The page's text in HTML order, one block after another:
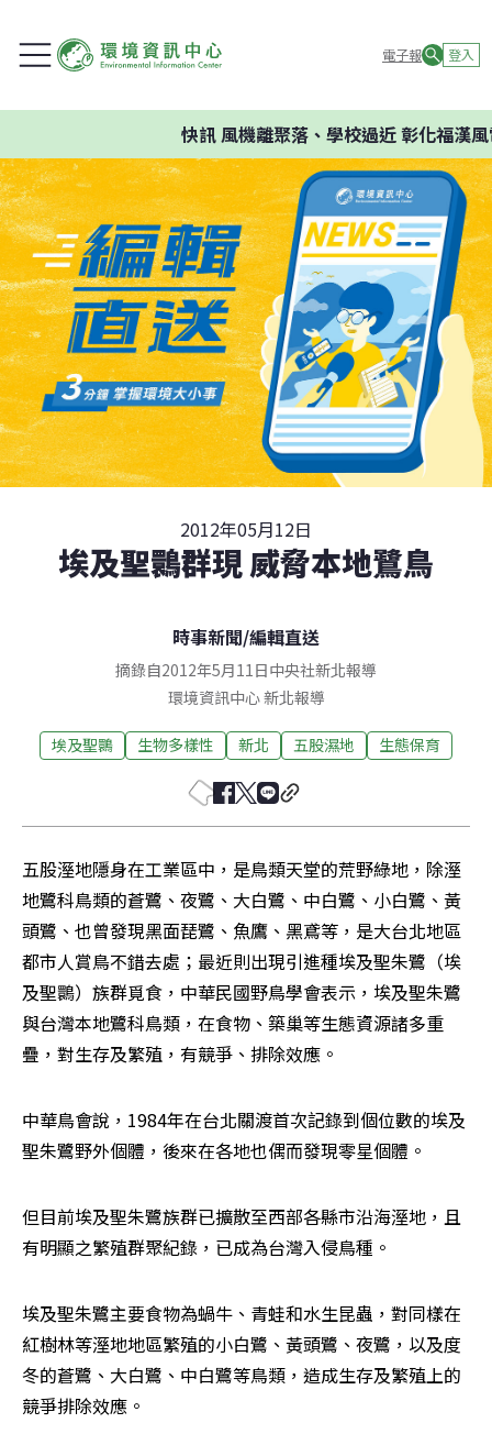
電子報 登入
快訊風機離聚落、學校過近 彰化福漢風
2012年05月12日
埃及聖䴉群現 威脅本地鷺鳥
時事新聞/編輯直送
摘錄自2012年5月11日中央社新北報導
環境資訊中心新北報導
埃及聖䴉 生物多樣性 新北 五股濕地 生態保育
五股溼地隱身在工業區中，是鳥類天堂的荒野綠地，除溼
地鷺科鳥類的蒼鷺、夜鷺、大白鷺、中白鷺、小白鷺、黃
頭鷺、也曾發現黑面琵鷺、魚鷹、黑鳶等，是大台北地區
都市人賞鳥不錯去處；最近則出現引進種埃及聖朱鷺（埃
及聖䴉）族群覓食，中華民國野鳥學會表示，埃及聖朱鷺
與台灣本地鷺科鳥類，在食物、築巢等生態資源諸多重
疊，對生存及繁殖，有競爭、排除效應。
中華鳥會說，1984年在台北關渡首次記錄到個位數的埃及
聖朱鷺野外個體，後來在各地也偶而發現零星個體。
但目前埃及聖朱鷺族群已擴散至西部各縣市沿海溼地，且
有明顯之繁殖群聚紀錄，已成為台灣入侵鳥種。
埃及聖朱鷺主要食物為蝸牛、青蛙和水生昆蟲，對同樣在
紅樹林等溼地地區繁殖的小白鷺、黃頭鷺、夜鷺，以及度
冬的蒼鷺、大白鷺、中白鷺等鳥類，造成生存及繁殖上的
競爭排除效應。